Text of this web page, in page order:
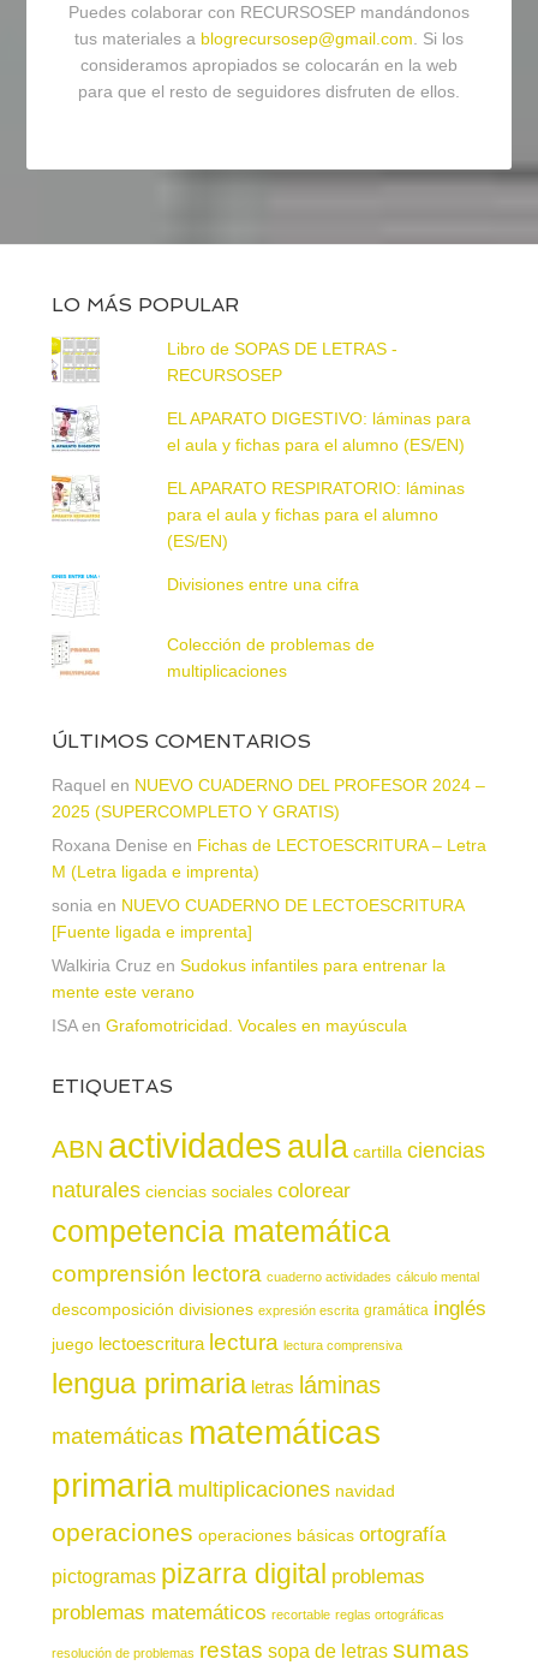
Puedes colaborar con RECURSOSEP mandándonos
tus materiales a blogrecursosep@gmail.com . Si los
consideramos apropiados se colocarán en la web
para que el resto de seguidores disfruten de ellos.
LO MÁS POPULAR
Libro de SOPAS DE LETRAS -
RECURSOSEP
EL APARATO DIGESTIVO: láminas para
el aula y fichas para el alumno (ES/EN)
EL APARATO RESPIRATORIO: láminas
para el aula y fichas para el alumno
(ES/EN)
Divisiones entre una cifra
Colección de problemas de
multiplicaciones
ÚLTIMOS COMENTARIOS
Raquel en NUEVO CUADERNO DEL PROFESOR 2024 –
2025 (SUPERCOMPLETO Y GRATIS)
Roxana Denise en Fichas de LECTOESCRITURA – Letra
M (Letra ligada e imprenta)
sonia en NUEVO CUADERNO DE LECTOESCRITURA
[Fuente ligada e imprenta]
Walkiria Cruz en Sudokus infantiles para entrenar la
mente este verano
ISAen Grafomotricidad. Vocales en mayúscula
ETIQUETAS
ABN actividadesaula cartilla ciencias
naturales ciencias sociales colorear
competencia matemática
comprensión lectora cuaderno actividades cálculo mental
descomposición divisiones expresión escrita gramática inglés
juego lectoescritura lectura lectura comprensiva
lengua primaria letras láminas
matemáticas matemáticas
primaria multiplicaciones navidad
operaciones operaciones básicas ortografía
pictogramas pizarra digital problemas
problemas matemáticos recortable reglas ortográficas
resolución de problemas restas sopa de letras sumas